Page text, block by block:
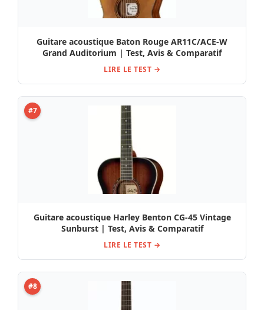
Guitare acoustique Baton Rouge AR11C/ACE-W
Grand Auditorium | Test, Avis & Comparatif
LIRE LE TEST →
#7
Guitare acoustique Harley Benton CG-45 Vintage
Sunburst | Test, Avis & Comparatif
LIRE LE TEST →
#8